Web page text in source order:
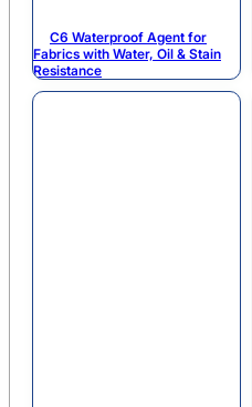
C6 Waterproof Agent for
Fabrics with Water, Oil & Stain
Resistance